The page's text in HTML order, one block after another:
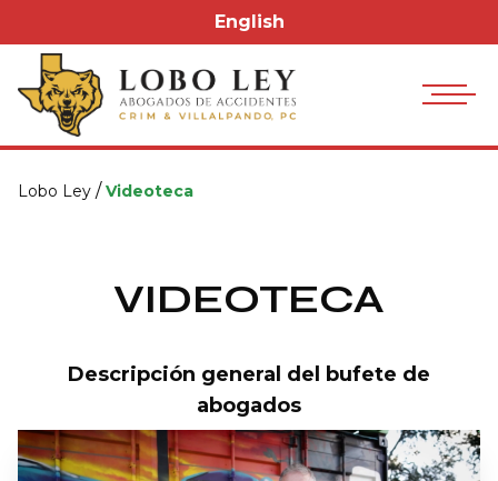
English
Lobo Ley / Videoteca
VIDEOTECA
Descripción general del bufete de
abogados